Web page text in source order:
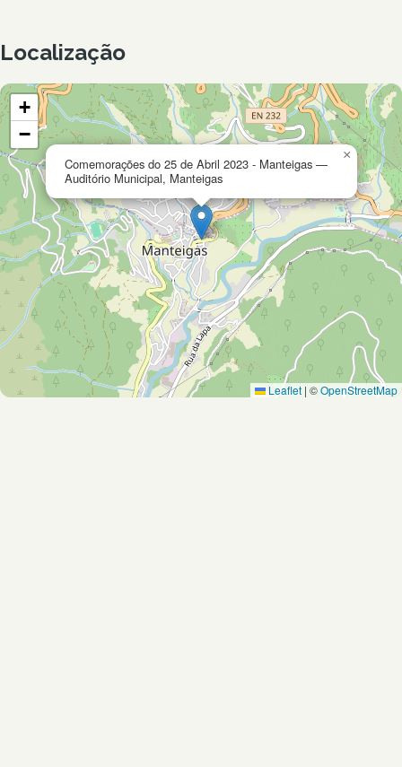
Localização
Comemorações do 25 de Abril 2023 - Manteigas —
Auditório Municipal, Manteigas
×
+
−
Leaflet | ©OpenStreetMap